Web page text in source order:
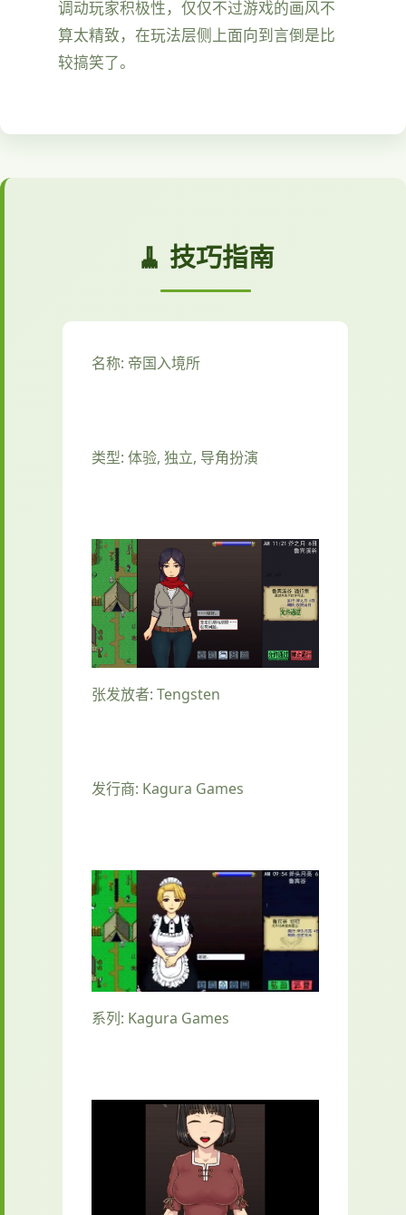
调动玩家积极性，仅仅不过游戏的画风不
算太精致，在玩法层侧上面向到言倒是比
较搞笑了。
🧹 技巧指南
名称: 帝国入境所
类型: 体验, 独立, 导角扮演
张发放者: Tengsten
发行商: Kagura Games
系列: Kagura Games